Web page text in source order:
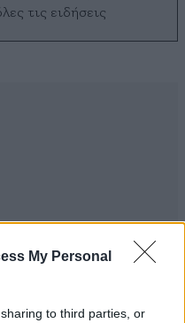
My Personal
to third parties, or
τις ειδήσεις